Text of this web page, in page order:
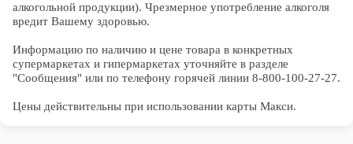
алкогольной продукции). Чрезмерное употребление алкоголя
вредит Вашему здоровью.
Информацию по наличию и цене товара в конкретных
супермаркетах и гипермаркетах уточняйте в разделе
"Сообщения" или по телефону горячей линии 8-800-100-27-27.
Цены действительны при использовании карты Макси.